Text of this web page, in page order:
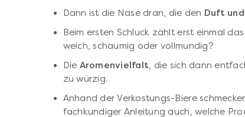
Dann ist die Nase dran, die den Duft
Beim ersten Schluck zählt erst einmal das
weich, schaumig oder vollmundig?
Die Aromenvielfalt, die sich dann
zu würzig.
Anhand der Verkostungs-Biere
fachkundiger Anleitung auch, welche